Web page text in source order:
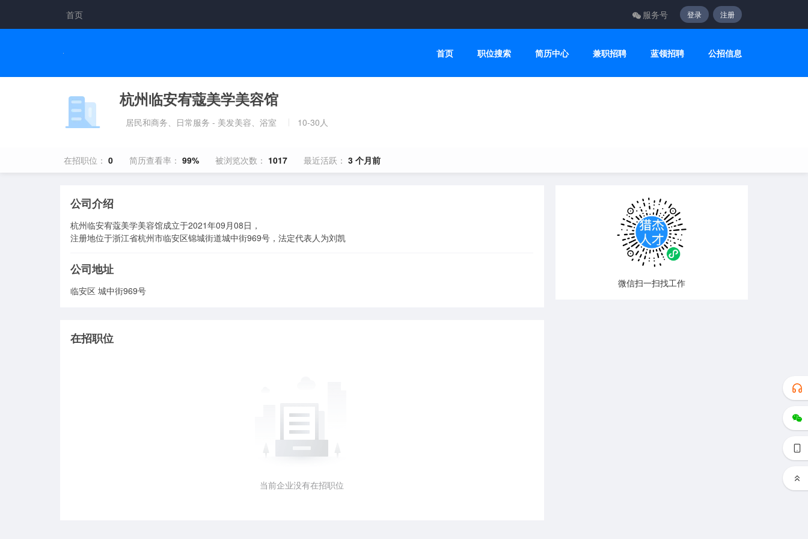
首页 服务号 登录 注册
首页 职位搜索 简历中心 兼职招聘 蓝领招聘 公招信息
杭州临安宥蔻美学美容馆
居民和商务、日常服务 - 美发美容、浴室 10-30人
在招职位： 0 简历查看率： 99% 被浏览次数： 1017 最近活跃： 3 个月前
公司介绍
杭州临安宥蔻美学美容馆成立于2021年09月08日，
注册地位于浙江省杭州市临安区锦城街道城中街969号，法定代表人为刘凯
公司地址
临安区 城中街969号
在招职位
当前企业没有在招职位
微信扫一扫找工作